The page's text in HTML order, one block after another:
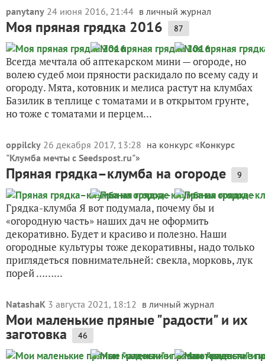
panytany 24 июня 2016, 21:44 в личный журнал
Моя пряная грядка 2016 87
Всегда мечтала об аптекарском мини — огороде, но
волею судеб мои пряности раскидало по всему саду и
огороду. Мята, котовник и мелиса растут на клумбах
Базилик в теплице с томатами и в открытом грунте,
но тоже с томатами и перцем...
oppilcky 26 декабря 2017, 13:28 на конкурс «Конкурс
"Клумба мечты с Seedspost.ru"»
Пряная грядка–клумба на огороде 9
Грядка-клумба Я вот подумала, почему бы и
«огородную часть» наших дач не оформить
декоративно. Будет и красиво и полезно. Наши
огородные культуры тоже декоративны, надо только
приглядеться повнимательней: свекла, морковь, лук
порей ……...
NatashaK 3 августа 2021, 18:12 в личный журнал
Мои маленькие пряные "радости" и их
заготовка 46